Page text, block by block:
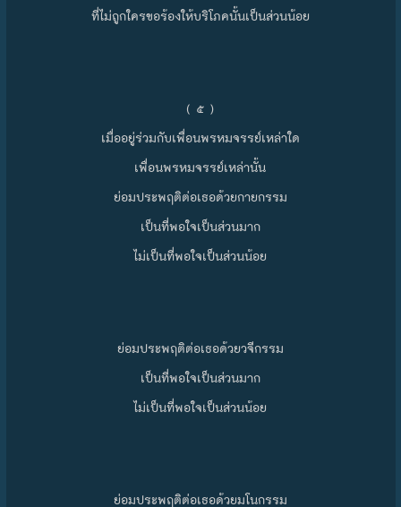
ที่ไม่ถูกใครขอร้องให้บริโภคนั้นเป็นส่วนน้อย
( ๕ )
เมื่ออยู่ร่วมกับเพื่อนพรหมจรรย์เหล่าใด
เพื่อนพรหมจรรย์เหล่านั้น
ย่อมประพฤติต่อเธอด้วยกายกรรม
เป็นที่พอใจเป็นส่วนมาก
ไม่เป็นที่พอใจเป็นส่วนน้อย
ย่อมประพฤติต่อเธอด้วยวจีกรรม
เป็นที่พอใจเป็นส่วนมาก
ไม่เป็นที่พอใจเป็นส่วนน้อย
ย่อมประพฤติต่อเธอด้วยมโนกรรม